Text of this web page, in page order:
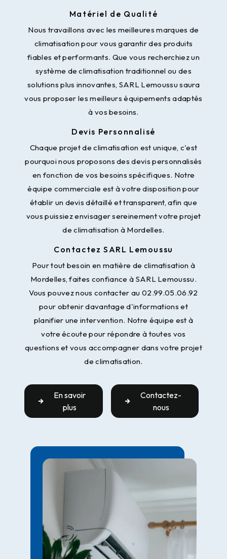
Matériel de Qualité
Nous travaillons avec les meilleures marques de
climatisation pour vous garantir des produits
fiables et performants. Que vous recherchiez un
système de climatisation traditionnel ou des
solutions plus innovantes, SARL Lemoussu saura
vous proposer les meilleurs équipements adaptés
à vos besoins.
Devis Personnalisé
Chaque projet de climatisation est unique, c'est
pourquoi nous proposons des devis personnalisés
en fonction de vos besoins spécifiques. Notre
équipe commerciale est à votre disposition pour
établir un devis détaillé et transparent, afin que
vous puissiez envisager sereinement votre projet
de climatisation à Mordelles.
Contactez SARL Lemoussu
Pour tout besoin en matière de climatisation à
Mordelles, faites confiance à SARL Lemoussu.
Vous pouvez nous contacter au 02.99.05.06.92
pour obtenir davantage d'informations et
planifier une intervention. Notre équipe est à
votre écoute pour répondre à toutes vos
questions et vous accompagner dans votre projet
de climatisation.
En savoir
plus
Contactez-
nous